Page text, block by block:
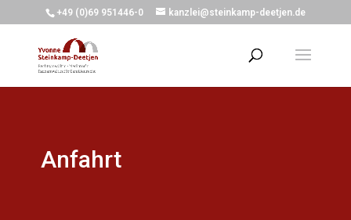
+49 (0)69 951446-0 kanzlei@steinkamp-deetjen.de
Anfahrt